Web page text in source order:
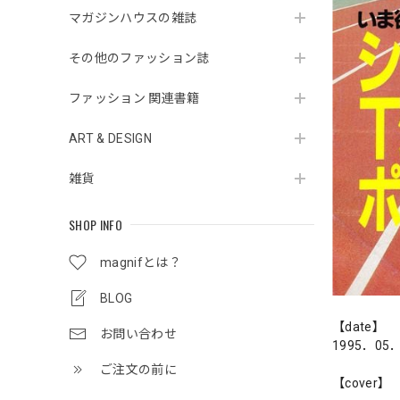
マガジンハウスの雑誌
その他のファッション誌
ファッション 関連書籍
ART & DESIGN
雑貨
SHOP INFO
magnifとは？
BLOG
お問い合わせ
ご注文の前に
【date】
1995．05
【cover】